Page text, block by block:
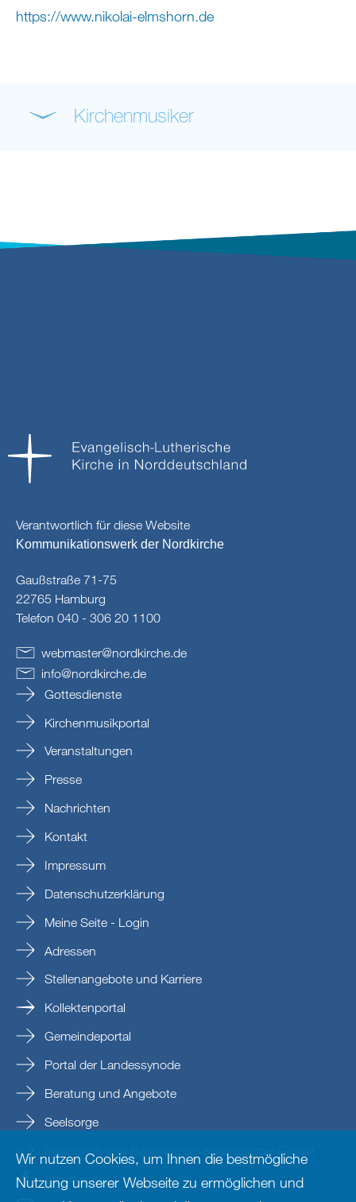
https://www.nikolai-elmshorn.de
Kirchenmusiker
Verantwortlich für diese Website
Kommunikationswerk der Nordkirche
Gaußstraße 71-75
22765 Hamburg
Telefon 040 - 306 20 1100
webmaster@nordkirche.de
info@nordkirche.de
Gottesdienste
Kirchenmusikportal
Veranstaltungen
Presse
Nachrichten
Kontakt
Impressum
Datenschutzerklärung
Meine Seite - Login
Adressen
Stellenangebote und Karriere
Kollektenportal
Gemeindeportal
Portal der Landessynode
Beratung und Angebote
Seelsorge
Prävention und Beratung bei sexualisierter Gewalt
Nordkirche
Wir nutzen Cookies, um Ihnen die bestmögliche
Nutzung unserer Webseite zu ermöglichen und